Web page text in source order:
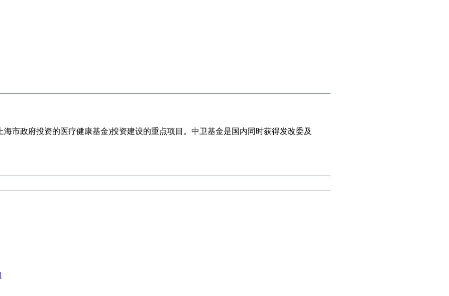
政府投资的医疗健康基金)投资建设的重点项目。中卫基金是国内同时获得发改委及